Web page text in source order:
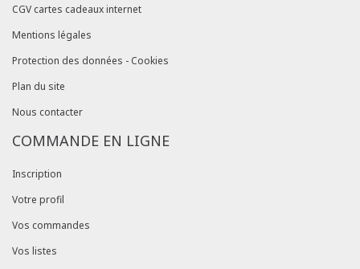
CGV cartes cadeaux internet
Mentions légales
Protection des données - Cookies
Plan du site
Nous contacter
COMMANDE EN LIGNE
Inscription
Votre profil
Vos commandes
Vos listes